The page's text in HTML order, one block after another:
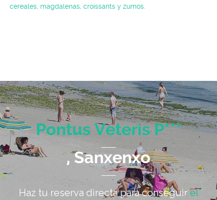
Pontus Veteris P***
, Sanxenxo
Haz tu reserva directa para conseguirel